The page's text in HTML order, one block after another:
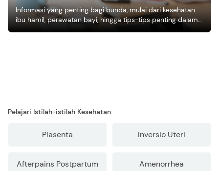
Informasi yang penting bagi bunda, mulai dari kesehatan
ibu hamil, perawatan bayi, hingga tips-tips penting dalam
Pelajari Istilah-istilah Kesehatan
Plasenta Inversio Uteri
Afterpains Postpartum Amenorrhea